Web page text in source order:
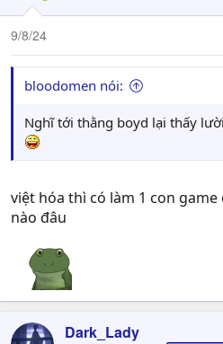
9/8/24
bloodomen nói:
Nghĩ tới thằng boyd lại thấy
việt hóa thì có làm 1 con
nào đâu
Dark_Lady